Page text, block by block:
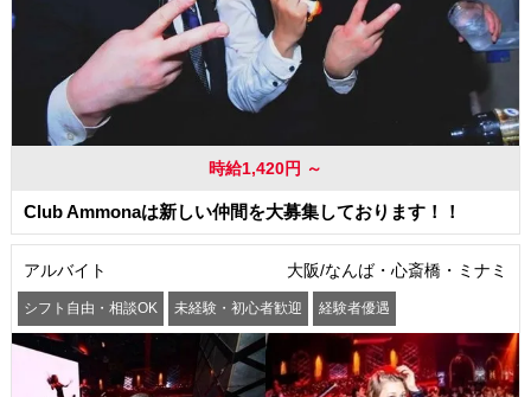
時給1,420円 ～
Club Ammonaは新しい仲間を大募集しております！！
アルバイト 大阪/なんば・心斎橋・ミナミ
シフト自由・相談OK 未経験・初心者歓迎 経験者優遇
駅から徒歩5分以内 交通費支給 社員登用あり